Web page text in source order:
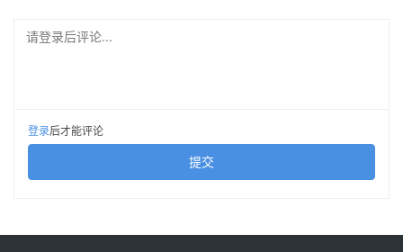
CoinTracker即時讀取並合併用戶交易，透過學習重複出現
如果您是活躍的交易員，在六個或更多平台上進行交易，
CoinTracker 的即時同步功能可以幫助您全年保持合規，而
無需在四月份手忙腳亂。
ZenLedger– 人工智慧 DeFi, NFTs以及複雜活
请登录后评论...
登录后才能评论
提交